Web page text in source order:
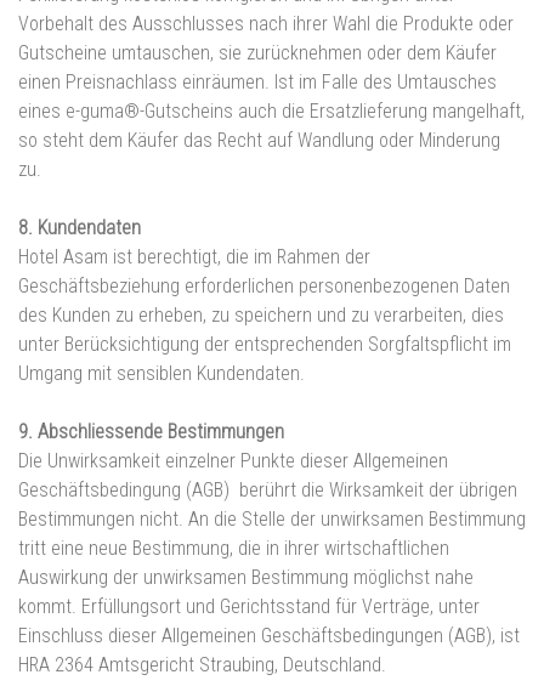
Vorbehalt des Ausschlusses nach ihrer Wahl die Produkte oder
Gutscheine umtauschen, sie zurücknehmen oder dem Käufer
einen Preisnachlass einräumen. Ist im Falle des Umtausches
eines e-guma®-Gutscheins auch die Ersatzlieferung mangelhaft,
so steht dem Käufer das Recht auf Wandlung oder Minderung
zu.
8. Kundendaten
Hotel Asam ist berechtigt, die im Rahmen der
Geschäftsbeziehung erforderlichen personenbezogenen Daten
des Kunden zu erheben, zu speichern und zu verarbeiten, dies
unter Berücksichtigung der entsprechenden Sorgfaltspflicht im
Umgang mit sensiblen Kundendaten.
9. Abschliessende Bestimmungen
Die Unwirksamkeit einzelner Punkte dieser Allgemeinen
Geschäftsbedingung (AGB) berührt die Wirksamkeit der übrigen
Bestimmungen nicht. An die Stelle der unwirksamen Bestimmung
tritt eine neue Bestimmung, die in ihrer wirtschaftlichen
Auswirkung der unwirksamen Bestimmung möglichst nahe
kommt. Erfüllungsort und Gerichtsstand für Verträge, unter
Einschluss dieser Allgemeinen Geschäftsbedingungen (AGB), ist
HRA 2364 Amtsgericht Straubing, Deutschland.